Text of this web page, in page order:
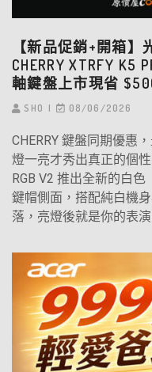
【新品促銷+開箱】
CHERRY XTRFY K5
軸鍵盤上市現省
SHO 08/06/2026
CHERRY 鍵盤同期優惠
燈一亮才秀出真正的個性
RGB V2 推出全新的白
鍵帽側面，搭配純白機
落，亮燈後就是你的表